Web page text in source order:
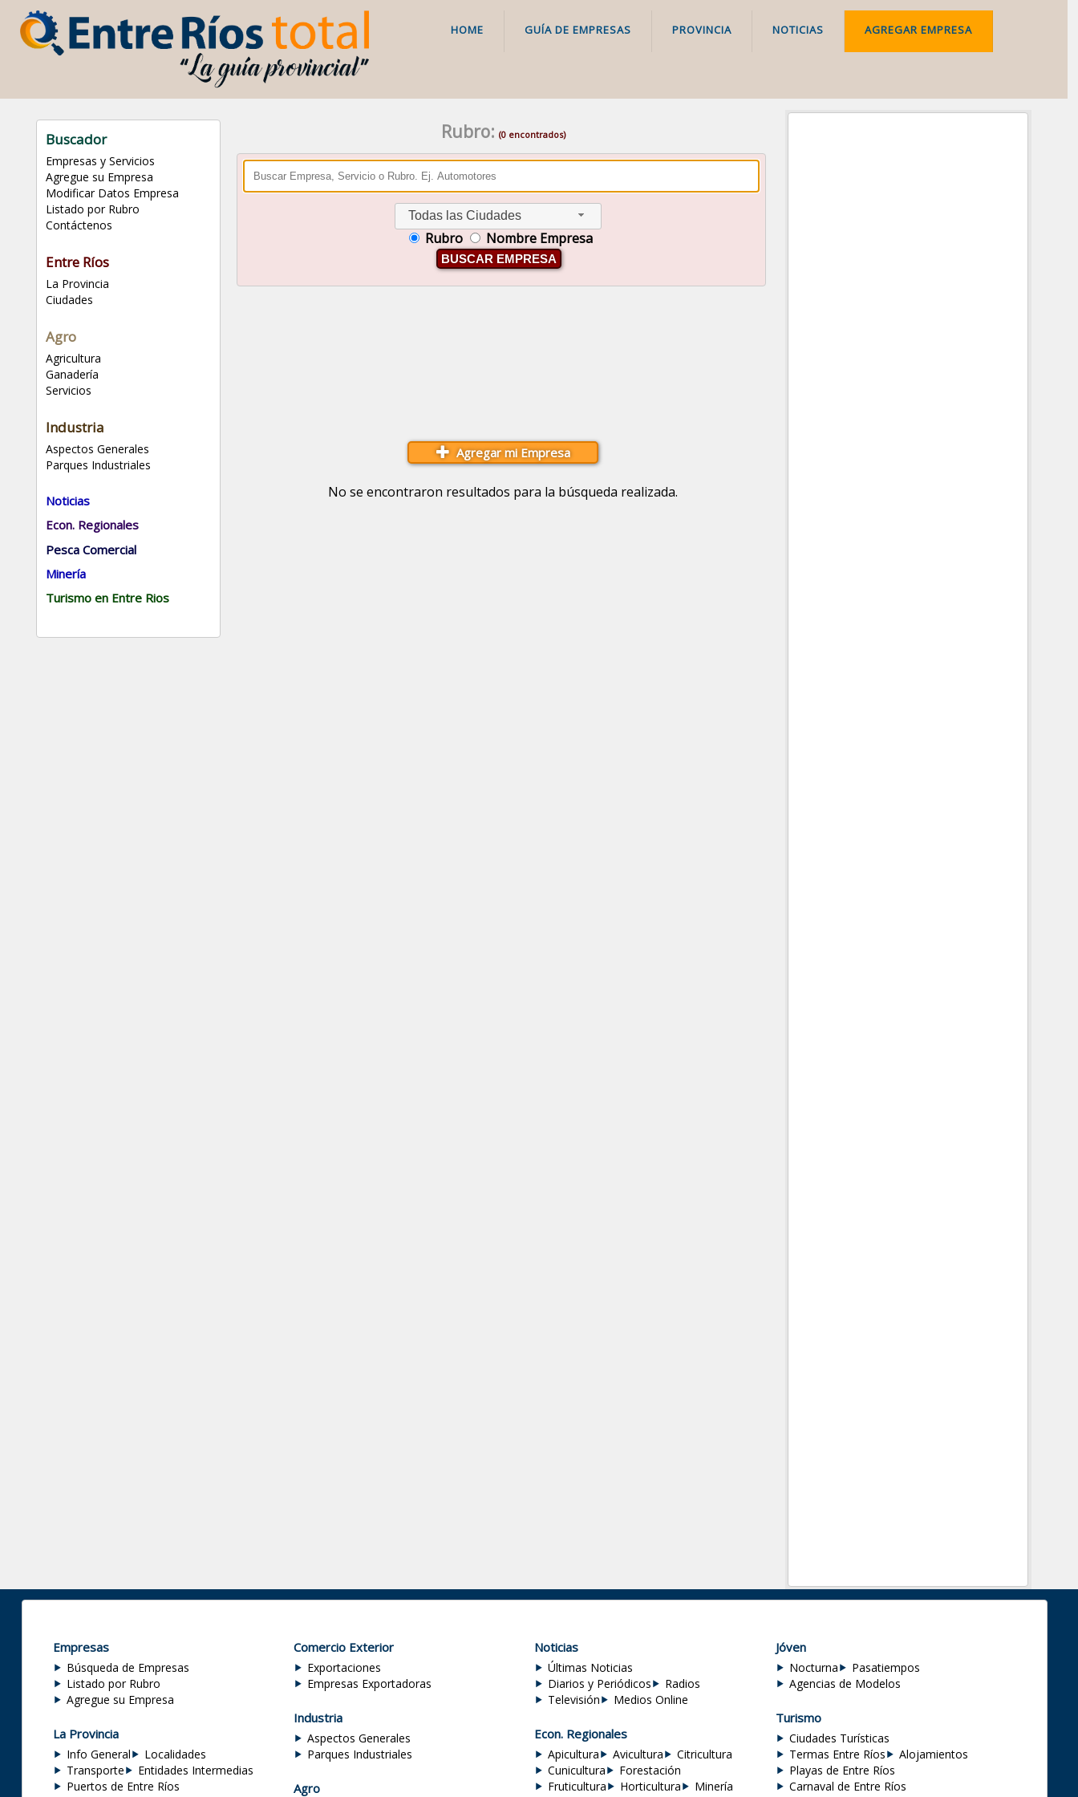
HOME GUÍA DE EMPRESAS PROVINCIA NOTICIAS AGREGAR EMPRESA
Buscador
Empresas y Servicios
Agregue su Empresa
Modificar Datos Empresa
Listado por Rubro
Contáctenos
Entre Ríos
La Provincia
Ciudades
Agro
Agricultura
Ganadería
Servicios
Industria
Aspectos Generales
Parques Industriales
Noticias
Econ. Regionales
Pesca Comercial
Minería
Turismo en Entre Rios
Rubro: (0 encontrados)
Todas las Ciudades
Rubro Nombre Empresa
BUSCAR EMPRESA
Agregar mi Empresa
No se encontraron resultados para la búsqueda realizada.
Empresas
Búsqueda de Empresas
Listado por Rubro
Agregue su Empresa
La Provincia
Info General
Localidades
Transporte
Entidades Intermedias
Puertos de Entre Ríos
Comercio Exterior
Exportaciones
Empresas Exportadoras
Industria
Aspectos Generales
Parques Industriales
Agro
Noticias
Últimas Noticias
Diarios y Periódicos
Radios
Televisión
Medios Online
Econ. Regionales
Apicultura Avicultura
Citricultura
Cunicultura
Forestación
Fruticultura
Horticultura
Minería
Jóven
Nocturna
Pasatiempos
Agencias de Modelos
Turismo
Ciudades Turísticas
Termas Entre Ríos
Alojamientos
Playas de Entre Ríos
Carnaval de Entre Ríos